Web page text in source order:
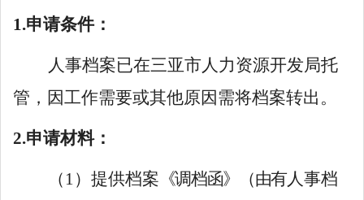
1.申请条件：
人事档案已在三亚市人力资源开发局托
管， 因工作需要或其他原因需将档案转出。
2.申请材料：
（ 1）提供档案 《调档函》（由有人事档